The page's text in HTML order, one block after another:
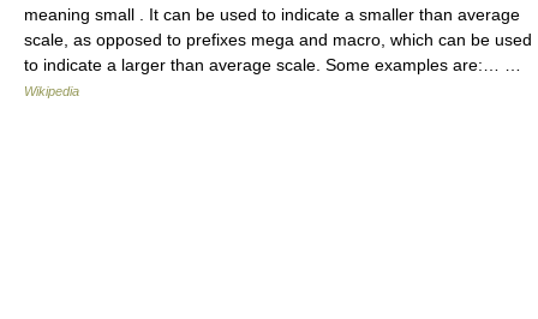
meaning small . It can be used to indicate a smaller than average
scale, as opposed to prefixes mega and macro, which can be used
to indicate a larger than average scale. Some examples are:… …
Wikipedia